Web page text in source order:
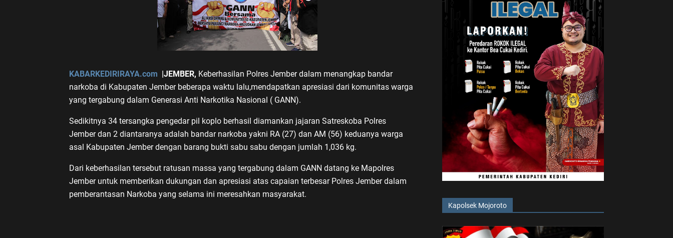
KABARKEDIRIRAYA.com |JEMBER, Keberhasilan Polres Jember dalam menangkap bandar
narkoba di Kabupaten Jember beberapa waktu lalu,mendapatkan apresiasi dari komunitas warga
yang tergabung dalam Generasi Anti Narkotika Nasional ( GANN).
Sedikitnya 34 tersangka pengedar pil koplo berhasil diamankan jajaran Satreskoba Polres
Jember dan 2 diantaranya adalah bandar narkoba yakni RA (27) dan AM (56) keduanya warga
asal Kabupaten Jember dengan barang bukti sabu sabu dengan jumlah 1,036 kg.
Dari keberhasilan tersebut ratusan massa yang tergabung dalam GANN datang ke Mapolres
Jember untuk memberikan dukungan dan apresiasi atas capaian terbesar Polres Jember dalam
pemberantasan Narkoba yang selama ini meresahkan masyarakat.
Kapolsek Mojoroto